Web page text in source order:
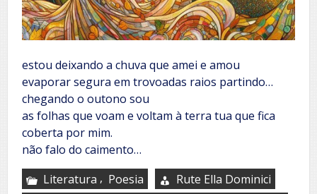
estou deixando a chuva que amei e amou
evaporar segura em trovoadas raios partindo…
chegando o outono sou
as folhas que voam e voltam à terra tua que fica
coberta por mim.
não falo do caimento…
Literatura , Poesia
Rute Ella Dominici